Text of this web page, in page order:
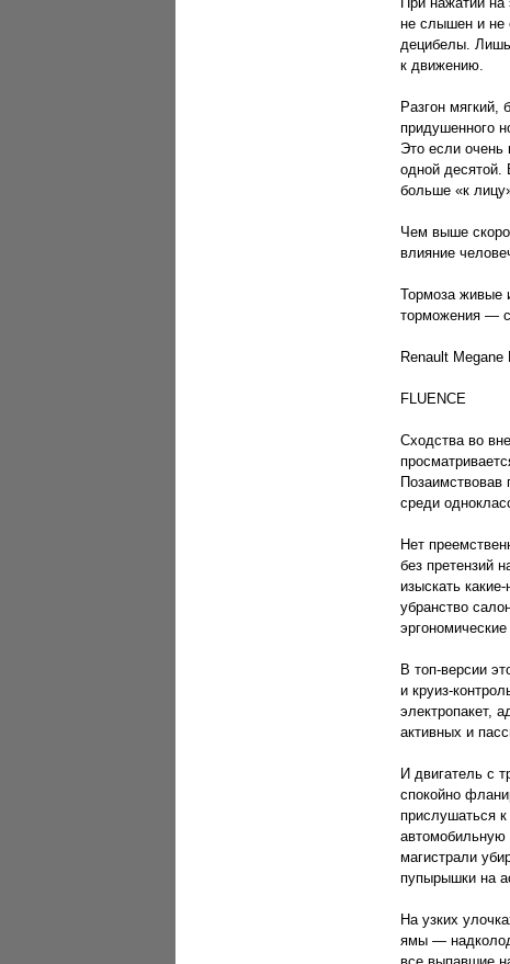
не слышен и не
децибелы. Лишь
к движению.
Разгон мягкий,
придушенного
Это если очень
одной десятой.
больше «к
Чем выше
влияние
Тормоза живые
торможения —
Renault Megane
FLUENCE
Сходства во
среди
Нет
без претензий
изыскать
убранство
В топ-версии
и круиз-
электропакет,
активных и
И двигатель с
спокойно
прислушаться
автомобильную
магистрали
пупырышки на
На узких
ямы —